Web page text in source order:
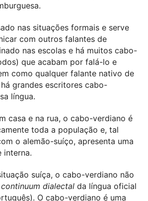
nas situações formais e serve
com outros falantes de
nas escolas e há muitos cabo-
que acabam por falá-lo e
como qualquer falante nativo de
grandes escritores cabo-
língua.
casa e na rua, o cabo-verdiano é
toda a população e, tal
o alemão-suíço, apresenta uma
interna.
suíça, o cabo-verdiano não
continuum dialectal da língua oficial
O cabo-verdiano é uma